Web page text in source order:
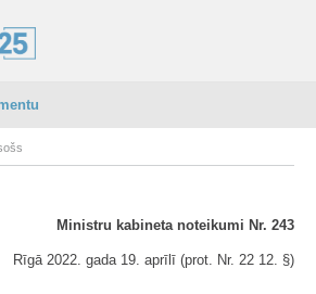
Ministru kabineta noteikumi Nr. 243
Rīgā 2022. gada 19. aprīlī (prot. Nr. 22 12. §)